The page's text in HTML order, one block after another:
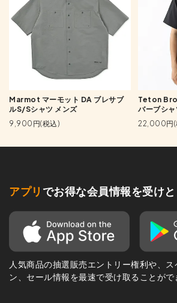
Marmot マーモット DA ブレサブ
ルS/Sシャツ メンズ
9,900円(税込)
Teton
バーブシ
22,000円(
アプリ でお得な会員情報を受け
人気商品の抽選販売エントリー権利や、
ン、セール情報を最速で受け取ることがで